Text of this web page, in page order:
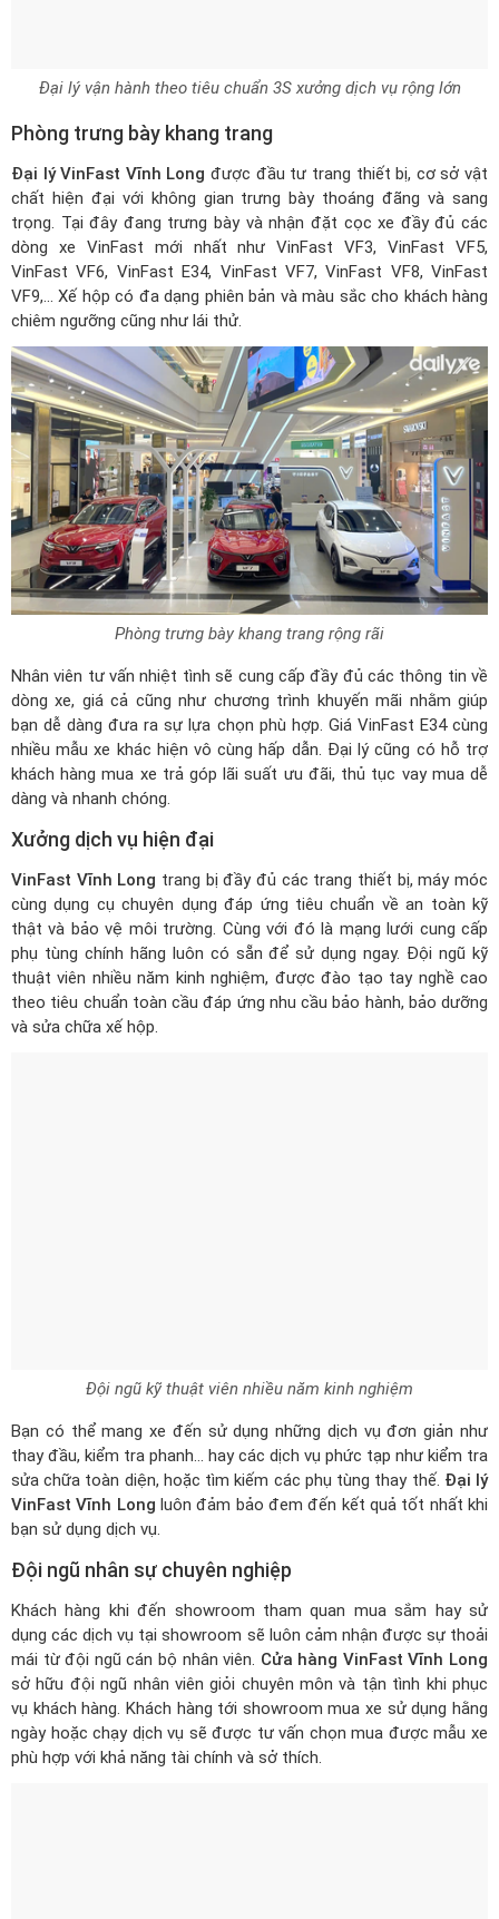
Đại lý vận hành theo tiêu chuẩn 3S xưởng dịch vụ rộng lớn
Phòng trưng bày khang trang
Đại lý VinFast Vĩnh Long được đầu tư trang thiết bị, cơ sở vật
chất hiện đại với không gian trưng bày thoáng đãng và sang
trọng. Tại đây đang trưng bày và nhận đặt cọc xe đầy đủ các
dòng xe VinFast mới nhất như VinFast VF3, VinFast VF5,
VinFast VF6, VinFast E34, VinFast VF7, VinFast VF8, VinFast
VF9,... Xế hộp có đa dạng phiên bản và màu sắc cho khách hàng
chiêm ngưỡng cũng như lái thử.
Phòng trưng bày khang trang rộng rãi
Nhân viên tư vấn nhiệt tình sẽ cung cấp đầy đủ các thông tin về
dòng xe, giá cả cũng như chương trình khuyến mãi nhằm giúp
bạn dễ dàng đưa ra sự lựa chọn phù hợp. Giá VinFast E34cùng
nhiều mẫu xe khác hiện vô cùng hấp dẫn. Đại lý cũng có hỗ trợ
khách hàng mua xe trả góp lãi suất ưu đãi, thủ tục vay mua dễ
dàng và nhanh chóng.
Xưởng dịch vụ hiện đại
VinFast Vĩnh Long trang bị đầy đủ các trang thiết bị, máy móc
cùng dụng cụ chuyên dụng đáp ứng tiêu chuẩn về an toàn kỹ
thật và bảo vệ môi trường. Cùng với đó là mạng lưới cung cấp
phụ tùng chính hãng luôn có sẵn để sử dụng ngay. Đội ngũ kỹ
thuật viên nhiều năm kinh nghiệm, được đào tạo tay nghề cao
theo tiêu chuẩn toàn cầu đáp ứng nhu cầu bảo hành, bảo dưỡng
và sửa chữa xế hộp.
Bạn có thể mang xe đến sử dụng những dịch vụ đơn giản như
sửa chữa toàn diện, hoặc tìm kiếm các phụ tùng thay thế.Đại lý
VinFast Vĩnh Longluôn đảm bảo đem đến kết quả tốt nhất khi
bạn sử dụng dịch vụ.
Đội ngũ nhân sự chuyên nghiệp
Khách hàng khi đến showroom tham quan mua sắm hay sử
dụng các dịch vụ tại showroom sẽ luôn cảm nhận được sự thoải
mái từ đội ngũ cán bộ nhân viên. Cửa hàng VinFast Vĩnh Long
sở hữu đội ngũ nhân viên giỏi chuyên môn và tận tình khi phục
vụ khách hàng. Khách hàng tới showroom mua xe sử dụng hằng
ngày hoặc chạy dịch vụ sẽ được tư vấn chọn mua được mẫu xe
phù hợp với khả năng tài chính và sở thích.